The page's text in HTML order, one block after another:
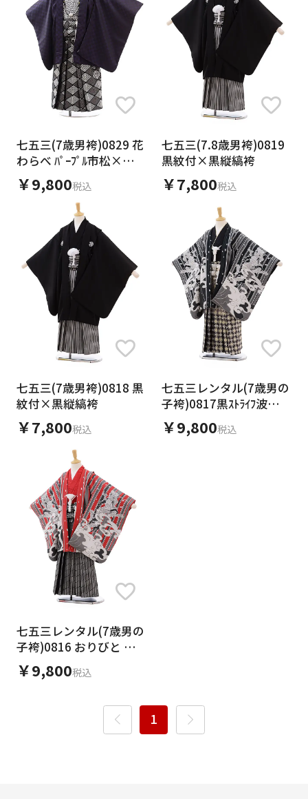
七五三(7歳男袴)0829 花
わらべ ﾊﾟｰﾌﾟﾙ市松×黒ｼﾙ
ﾊﾞｰ袴
￥9,800税込
七五三(7.8歳男袴)0819
黒紋付×黒縦縞袴
￥7,800税込
七五三(7歳男袴)0818 黒
紋付×黒縦縞袴
￥7,800税込
七五三レンタル(7歳男の
子袴)0817黒ｽﾄﾗｲﾌ波に龍
×ｸﾞﾚｰ地ｼﾙﾊﾞｰ袴
￥9,800税込
七五三レンタル(7歳男の
子袴)0816 おりびと 赤ｽ
ﾄﾗｲﾌﾟ 波に龍×黒袴
￥9,800税込
1